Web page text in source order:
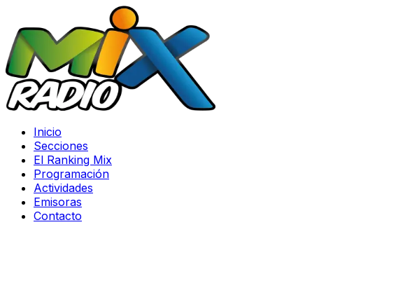
Inicio
Secciones
El Ranking Mix
Programación
Actividades
Emisoras
Contacto